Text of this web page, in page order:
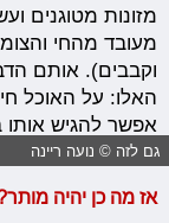
מזונות מטוגנים
מעובד מהחי
וקבבים). אותם
האלו: על האוכל
אפשר להגיש
גם לזה © נועה ריינה
אז מה כן יהיה